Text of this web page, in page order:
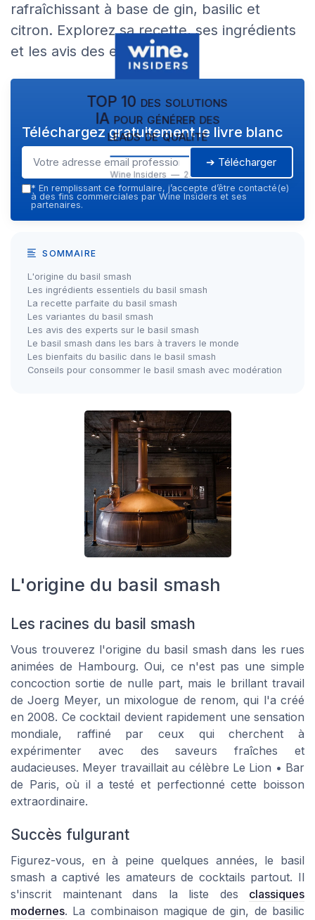
rafraîchissant à base de gin, basilic et
citron. Explorez sa recette, ses ingrédients
et les avis des experts.
TOP 10 des solutions
IA pour générer des
leads de qualité
Wine Insiders — 2026
Téléchargez gratuitement le livre blanc
➔ Télécharger
* En remplissant ce formulaire, j’accepte d’être contacté(e)
à des fins commerciales par Wine Insiders et ses
partenaires.
SOMMAIRE
L'origine du basil smash
Les ingrédients essentiels du basil smash
La recette parfaite du basil smash
Les variantes du basil smash
Les avis des experts sur le basil smash
Le basil smash dans les bars à travers le monde
Les bienfaits du basilic dans le basil smash
Conseils pour consommer le basil smash avec modération
L'origine du basil smash
Les racines du basil smash
Vous trouverez l'origine du basil smash dans les rues
animées de Hambourg. Oui, ce n'est pas une simple
concoction sortie de nulle part, mais le brillant travail
de Joerg Meyer, un mixologue de renom, qui l'a créé
en 2008. Ce cocktail devient rapidement une sensation
mondiale, raffiné par ceux qui cherchent à
expérimenter avec des saveurs fraîches et
audacieuses. Meyer travaillait au célèbre Le Lion • Bar
de Paris, où il a testé et perfectionné cette boisson
extraordinaire.
Succès fulgurant
Figurez-vous, en à peine quelques années, le basil
smash a captivé les amateurs de cocktails partout. Il
s'inscrit maintenant dans la liste des classiques
modernes. La combinaison magique de gin, de basilic